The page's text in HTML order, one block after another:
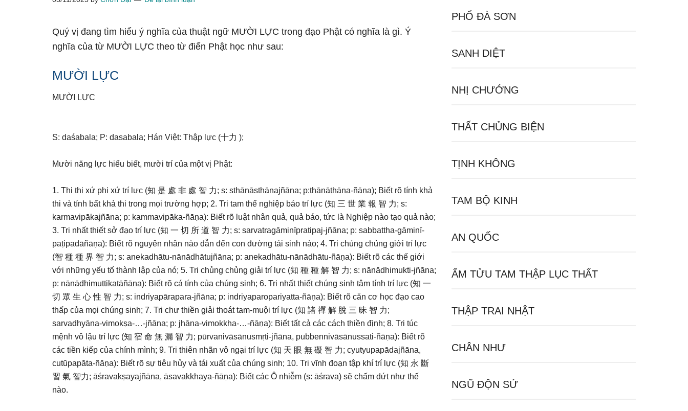
Quý vị đang tìm hiểu ý nghĩa của thuật ngữ MƯỜI LỰC trong đạo Phật có nghĩa là gì. Ý
nghĩa của từ MƯỜI LỰC theo từ điển Phật học như sau:
MƯỜI LỰC
MƯỜI LỰC
S: daśabala; P: dasabala; Hán Việt: Thập lực (十力 );
Mười năng lực hiểu biết, mười trí của một vị Phật:
1. Thi thị xứ phi xứ trí lực (知 是 處 非 處 智 力; s: sthānāsthānajñāna; p:ṭhānāṭhāna-ñāṇa); Biết rõ tính khả
thi và tính bất khả thi trong mọi trường hợp; 2. Tri tam thế nghiệp báo trí lực (知 三 世 業 報 智 力; s:
karmavipākajñāna; p: kammavipāka-ñāṇa): Biết rõ luật nhân quả, quả báo, tức là Nghiệp nào tạo quả nào;
3. Tri nhất thiết sở đạo trí lực (知 一 切 所 道 智 力; s: sarvatragāminīpratipaj-jñāna; p: sabbattha-gāminī-
paṭipadāñāṇa): Biết rõ nguyên nhân nào dẫn đến con đường tái sinh nào; 4. Tri chủng chủng giới trí lực
(智 種 種 界 智 力; s: anekadhātu-nānādhātujñāna; p: anekadhātu-nānādhātu-ñāṇa): Biết rõ các thế giới
với những yếu tố thành lập của nó; 5. Tri chủng chủng giải trí lực (知 種 種 解 智 力; s: nānādhimukti-jñāna;
p: nānādhimuttikatāñāṇa): Biết rõ cá tính của chúng sinh; 6. Tri nhất thiết chúng sinh tâm tính trí lực (知 一
切 眾 生 心 性 智 力; s: indriyapārapara-jñāna; p: indriyaparopariyatta-ñāṇa): Biết rõ căn cơ học đạo cao
thấp của mọi chúng sinh; 7. Tri chư thiền giải thoát tam-muội trí lực (知 諸 禪 解 脫 三 昧 智 力;
sarvadhyāna-vimokṣa-…-jñāna; p: jhāna-vimokkha-…-ñāṇa): Biết tất cả các cách thiền định; 8. Tri túc
mệnh vô lậu trí lực (知 宿 命 無 漏 智 力; pūrvanivāsānusmṛti-jñāna, pubbennivāsānussati-ñāṇa): Biết rõ
các tiền kiếp của chính mình; 9. Tri thiên nhãn vô ngại trí lực (知 天 眼 無 礙 智 力; cyutyupapādajñāna,
cutūpapāta-ñāṇa): Biết rõ sự tiêu hủy và tái xuất của chúng sinh; 10. Tri vĩnh đoạn tập khí trí lực (知 永 斷
習 氣 智力; āśravakṣayajñāna, āsavakkhaya-ñāṇa): Biết các Ô nhiễm (s: āśrava) sẽ chấm dứt như thế
nào.
PHỔ ĐÀ SƠN
SANH DIỆT
NHỊ CHƯỚNG
THẤT CHỦNG BIỆN
TỊNH KHÔNG
TAM BỘ KINH
AN QUỐC
ẨM TỬU TAM THẬP LỤC THẤT
THẬP TRAI NHẬT
CHÂN NHƯ
NGŨ ĐỘN SỬ